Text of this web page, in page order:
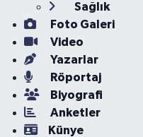
Sağlık
Foto Galeri
Video
Yazarlar
Röportaj
Biyografi
Anketler
Künye